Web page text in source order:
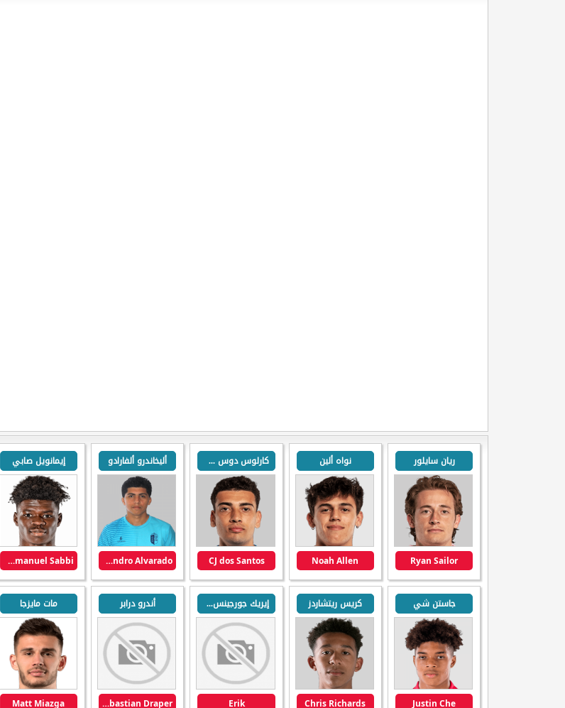
ريان سايلور
Ryan Sailor
نواه ألين
Noah Allen
كارلوس دوس سانتوس
CJ dos Santos
أليخاندرو ألفارادو
Alejandro Alvarado
إيمانويل صابي
Emmanuel Sabbi
جاستن شي
Justin Che
كريس ريتشاردز
Chris Richards
إيريك جورجينس دو مينيزيس
Erik
أندرو درابر
Andrew Sebastian Draper
مات مايزجا
Matt Miazga